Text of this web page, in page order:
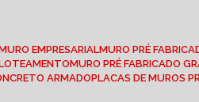
EMPRESARIAL
MURO PRÉ
LOTEAMENTO
MURO PRÉ FABRICADO
ARMADO PLACAS DE MUROS